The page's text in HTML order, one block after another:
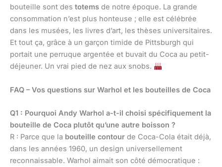
bouteille sont des totems de notre époque. La grande
consommation n’est plus honteuse ; elle est célébrée
dans les musées, les livres d’art, les thèses universitaires.
Et tout ça, grâce à un garçon timide de Pittsburgh qui
portait une perruque argentée et buvait du Coca au petit-
déjeuner. Un vrai pied de nez aux snobs.
FAQ – Vos questions sur Warhol et les bouteilles de Coca
Q1 : Pourquoi Andy Warhol a-t-il choisi spécifiquement la
bouteille de Coca plutôt qu’une autre boisson ?
R : Parce que la bouteille contour de Coca-Cola était déjà,
dans les années 1960, un design universellement
reconnaissable. Warhol aimait son côté démocratique :